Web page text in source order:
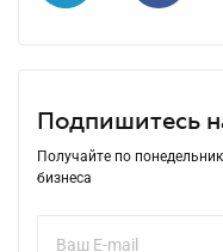
Подпишитесь
Получайте по
бизнеса